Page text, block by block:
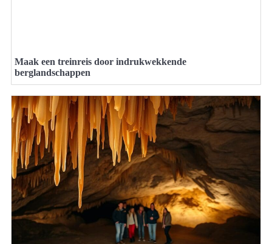
Maak een treinreis door indrukwekkende
berglandschappen